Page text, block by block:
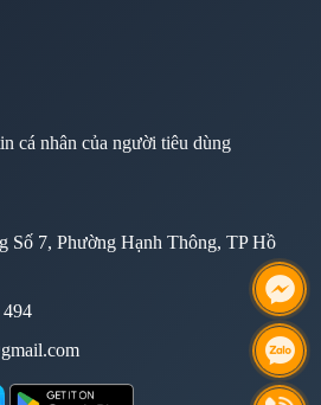
cá nhân của người tiêu dùng
Số 7, Phường Hạnh Thông, TP Hồ
494